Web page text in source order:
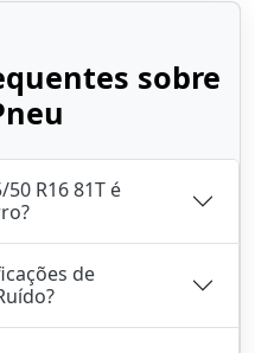
sobre
R16 81T é
de